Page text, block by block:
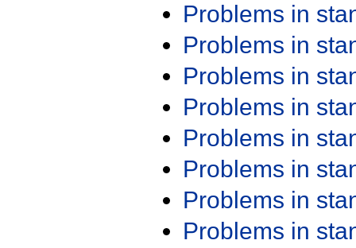
Problems in
Problems in
Problems in
Problems in
Problems in
Problems in
Problems in
Problems in